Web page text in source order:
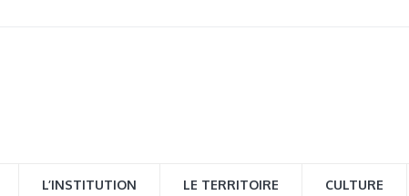
L’INSTITUTION LE TERRITOIRE CULTURE